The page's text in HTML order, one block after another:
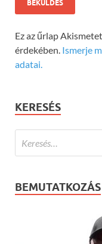
Ez az űrlap
érdekében. Ismerje
adatai.
KERESÉS
BEMUTATKOZÁS